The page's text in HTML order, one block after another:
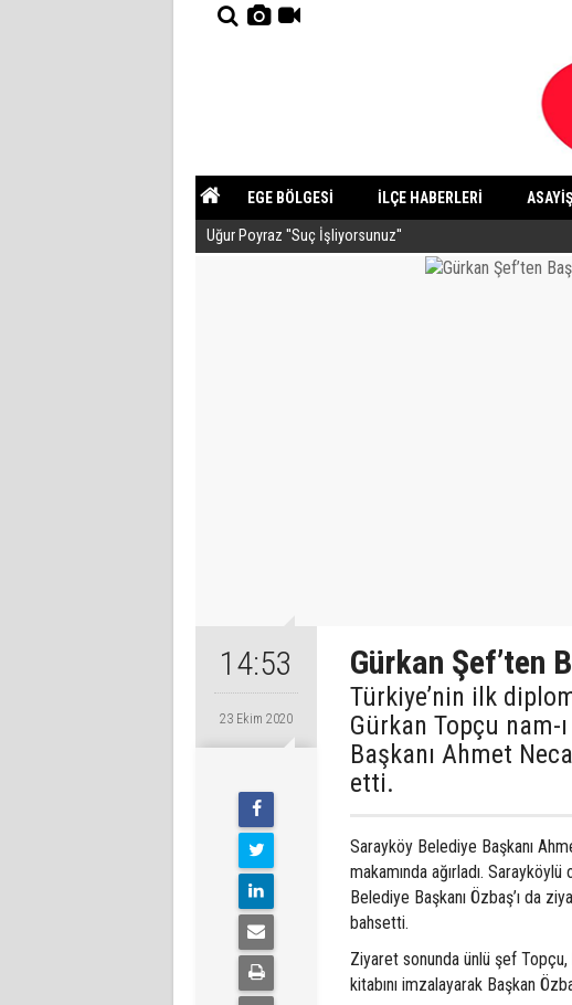
EGE BÖLGESİ İLÇE HABERLERİ ASAYİŞ
YAZARLAR GÜNDEM
Uğur Poyraz ''Suç İşliyorsunuz''
14:53
23 Ekim 2020
Gürkan Şef’ten
Türkiye’nin ilk
Gürkan Topçu nam-
Başkanı Ahmet
etti.
Sarayköy Belediye Başkanı
makamında ağırladı.
Belediye Başkanı Özbaş’ı da
bahsetti.
Ziyaret sonunda ünlü şef Topçu,
kitabını imzalayarak Başkan